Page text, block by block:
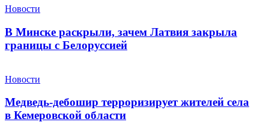
Новости
В Минске раскрыли, зачем Латвия закрыла
границы с Белоруссией
Новости
Медведь-дебошир терроризирует жителей села
в Кемеровской области